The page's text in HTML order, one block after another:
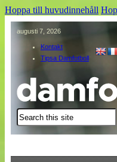
Hoppa till huvudinnehåll
augusti 7, 2026
Kontakt
Tipsa Damfotboll
Sök